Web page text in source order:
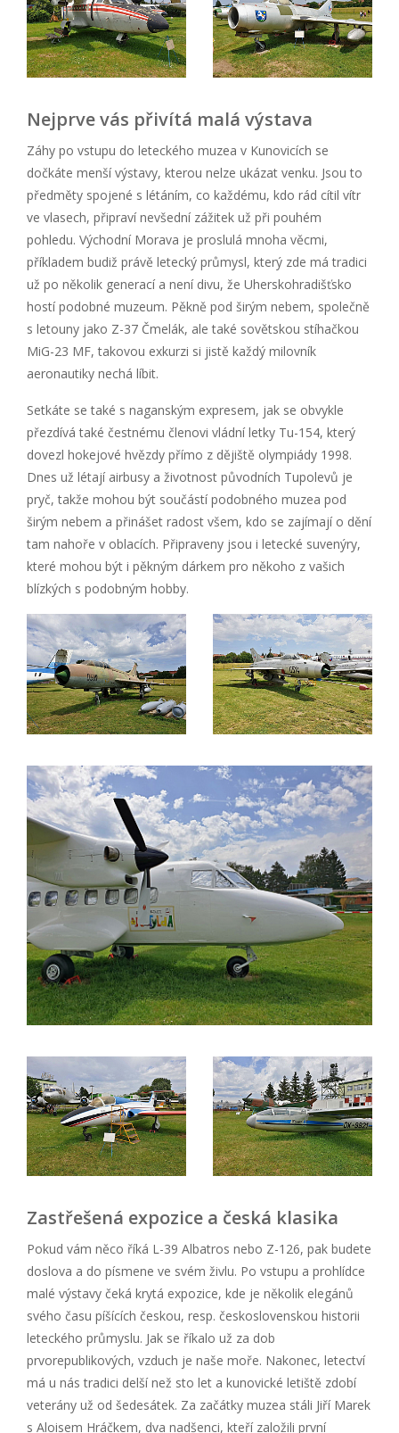
Nejprve vás přivítá malá výstava
Záhy po vstupu do leteckého muzea v Kunovicích se
dočkáte menší výstavy, kterou nelze ukázat venku. Jsou to
předměty spojené s létáním, co každému, kdo rád cítil vítr
ve vlasech, připraví nevšední zážitek už při pouhém
pohledu. Východní Morava je proslulá mnoha věcmi,
příkladem budiž právě letecký průmysl, který zde má tradici
už po několik generací a není divu, že Uherskohradišťsko
hostí podobné muzeum. Pěkně pod širým nebem, společně
s letouny jako Z-37 Čmelák, ale také sovětskou stíhačkou
MiG-23 MF, takovou exkurzi si jistě každý milovník
aeronautiky nechá líbit.
Setkáte se také s naganským expresem, jak se obvykle
přezdívá také čestnému členovi vládní letky Tu-154, který
dovezl hokejové hvězdy přímo z dějiště olympiády 1998.
Dnes už létají airbusy a životnost původních Tupolevů je
pryč, takže mohou být součástí podobného muzea pod
širým nebem a přinášet radost všem, kdo se zajímají o dění
tam nahoře v oblacích. Připraveny jsou i letecké suvenýry,
které mohou být i pěkným dárkem pro někoho z vašich
blízkých s podobným hobby.
Zastřešená expozice a česká klasika
Pokud vám něco říká L-39 Albatros nebo Z-126, pak budete
doslova a do písmene ve svém živlu. Po vstupu a prohlídce
malé výstavy čeká krytá expozice, kde je několik elegánů
svého času píšících českou, resp. československou historii
leteckého průmyslu. Jak se říkalo už za dob
prvorepublikových, vzduch je naše moře. Nakonec, letectví
má u nás tradici delší než sto let a kunovické letiště zdobí
veterány už od šedesátek. Za začátky muzea stáli Jiří Marek
s Aloisem Hráčkem, dva nadšenci, kteří založili první